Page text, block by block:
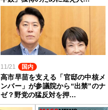
11/21 国内
高市早苗を支える「官邸の中核メ
ンバー」が参議院から“出禁”のナ
ゼ？野党の猛反対を押…